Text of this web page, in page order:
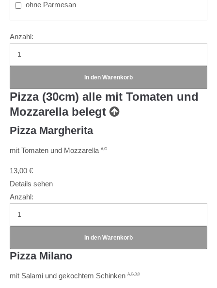
ohne Parmesan
Anzahl:
Pizza (30cm) alle mit Tomaten und
Mozzarella belegt
Pizza Margherita
mit Tomaten und Mozzarella A,G
13,00 €
Details sehen
Anzahl:
Pizza Milano
mit Salami und gekochtem Schinken A,G,3,8